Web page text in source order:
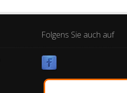
Folgens Sie auch auf